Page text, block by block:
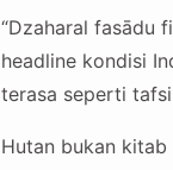
“Dzaharal fasādu
headline kondisi
terasa seperti
Hutan bukan